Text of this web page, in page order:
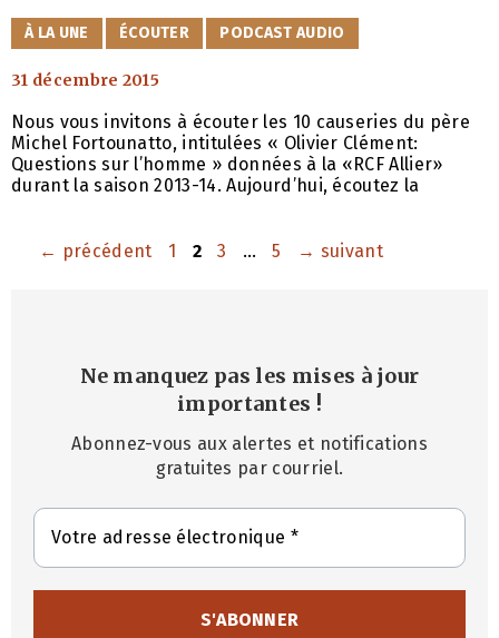
CATÉGORIES
À LA UNE ÉCOUTER PODCAST AUDIO
31 décembre 2015
Nous vous invitons à écouter les 10 causeries du père
Michel Fortounatto, intitulées « Olivier Clément:
Questions sur l’homme » données à la «RCF Allier»
durant la saison 2013-14. Aujourd’hui, écoutez la
← précédent Page
1 Page
2 Page
3 … Page
5 → suivant
Ne manquez pas les mises à jour
importantes !
Abonnez-vous aux alertes et notifications
gratuites par courriel.